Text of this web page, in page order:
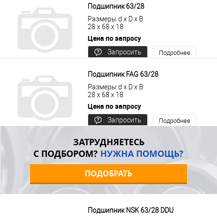
Подшипник 63/28
Размеры d x D x B
28 x 68 x 18
Цена по запросу
Запросить
Подробнее
Подшипник FAG 63/28
Размеры d x D x B
28 x 68 x 18
Цена по запросу
Запросить
Подробнее
ЗАТРУДНЯЕТЕСЬ
С ПОДБОРОМ? НУЖНА ПОМОЩЬ?
ПОДОБРАТЬ
Подшипник NSK 63/28 DDU